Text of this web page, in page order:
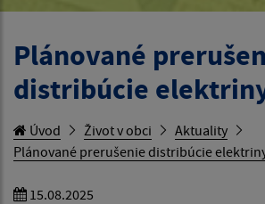
Plánované
distribúcie
Úvod Život v obci
Aktuality
Plánované prerušenie distribúcie
15.08.2025